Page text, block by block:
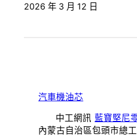
2026 年 3 月 12 日
汽車機油芯
中工網訊 藍寶堅尼
內蒙古自治區包頭市總